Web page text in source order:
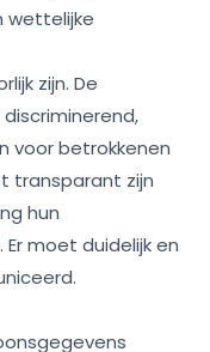
wettelijke
zijn. De
voor betrokkenen
transparant zijn
hun
moet duidelijk en